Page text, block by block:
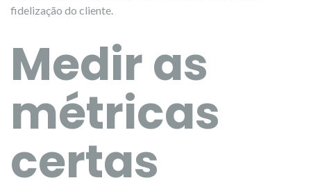
fidelização do cliente.
Medir as
métricas
certas